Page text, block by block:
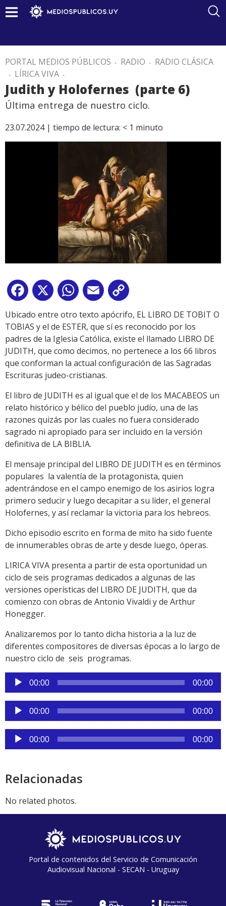
PORTAL MEDIOS PÚBLICOS . RADIO . RADIO CLÁSICA
. LÍRICA VIVA .
Judith y Holofernes (parte 6)
Última entrega de nuestro ciclo.
23.07.2024 | tiempo de lectura: < 1 minuto
Facebook
X WhatsApp
Email
Link
Ubicado entre otro texto apócrifo, EL LIBRO DE TOBIT O
TOBIAS y el de ESTER, que sí es reconocido por los
padres de la Iglesia Católica, existe el llamado LIBRO DE
JUDITH, que como decimos, no pertenece a los 66 libros
que conforman la actual configuración de las Sagradas
Escrituras judeo-cristianas.
El libro de JUDITH es al igual que el de los MACABEOS un
relato histórico y bélico del pueblo judío, una de las
razones quizás por las cuales no fuera considerado
sagrado ni apropiado para ser incluido en la versión
definitiva de LA BIBLIA.
El mensaje principal del LIBRO DE JUDITH es en términos
populares la valentía de la protagonista, quien
adentrándose en el campo enemigo de los asirios logra
primero seducir y luego decapitar a su líder, el general
Holofernes, y así reclamar la victoria para los hebreos.
Dicho episodio escrito en forma de mito ha sido fuente
de innumerables obras de arte y desde luego, óperas.
LIRICA VIVA presenta a partir de esta oportunidad un
ciclo de seis programas dedicados a algunas de las
versiones operísticas del LIBRO DE JUDITH, que da
comienzo con obras de Antonio Vivaldi y de Arthur
Honegger.
Analizaremos por lo tanto dicha historia a la luz de
diferentes compositores de diversas épocas a lo largo de
nuestro ciclo de seis programas.
Reproductor
de
audio
00:00 00:00
Reproductor
de
audio
00:00 00:00
Reproductor
de
00:00 00:00
Relacionadas
No related photos.
Portal de contenidos del Servicio de Comunicación
Audiovisual Nacional - SECAN - Uruguay